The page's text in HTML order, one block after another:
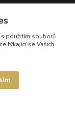
s použitím souborů
týkající se Vašich